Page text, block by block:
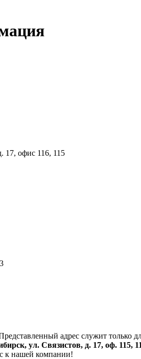
17, офис 116, 115
адрес служит
ул. Связистов, д. 17, оф. 115,
к нашей компании!